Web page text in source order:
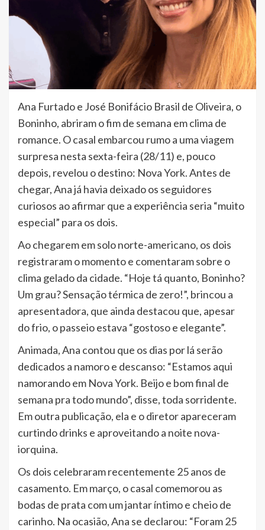
Ana Furtado e José Bonifácio Brasil de Oliveira, o
Boninho, abriram o fim de semana em clima de
romance. O casal embarcou rumo a uma viagem
surpresa nesta sexta-feira (28/11) e, pouco
depois, revelou o destino: Nova York. Antes de
chegar, Ana já havia deixado os seguidores
curiosos ao afirmar que a experiência seria “muito
especial” para os dois.
Ao chegarem em solo norte-americano, os dois
registraram o momento e comentaram sobre o
clima gelado da cidade. “Hoje tá quanto, Boninho?
Um grau? Sensação térmica de zero!”, brincou a
apresentadora, que ainda destacou que, apesar
do frio, o passeio estava “gostoso e elegante”.
Animada, Ana contou que os dias por lá serão
dedicados a namoro e descanso: “Estamos aqui
namorando em Nova York. Beijo e bom final de
semana pra todo mundo”, disse, toda sorridente.
Em outra publicação, ela e o diretor apareceram
curtindo drinks e aproveitando a noite nova-
iorquina.
Os dois celebraram recentemente 25 anos de
casamento. Em março, o casal comemorou as
bodas de prata com um jantar íntimo e cheio de
carinho. Na ocasião, Ana se declarou: “Foram 25